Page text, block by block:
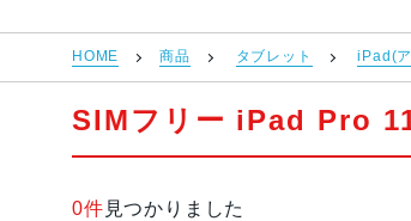
HOME 商品 タブレット iPad(
SIMフリー iPad Pro
0件 見つかりました